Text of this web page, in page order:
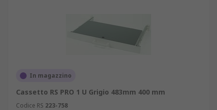
In magazzino
Cassetto RS PRO 1 U Grigio 483mm 400 mm
Codice RS 223-758